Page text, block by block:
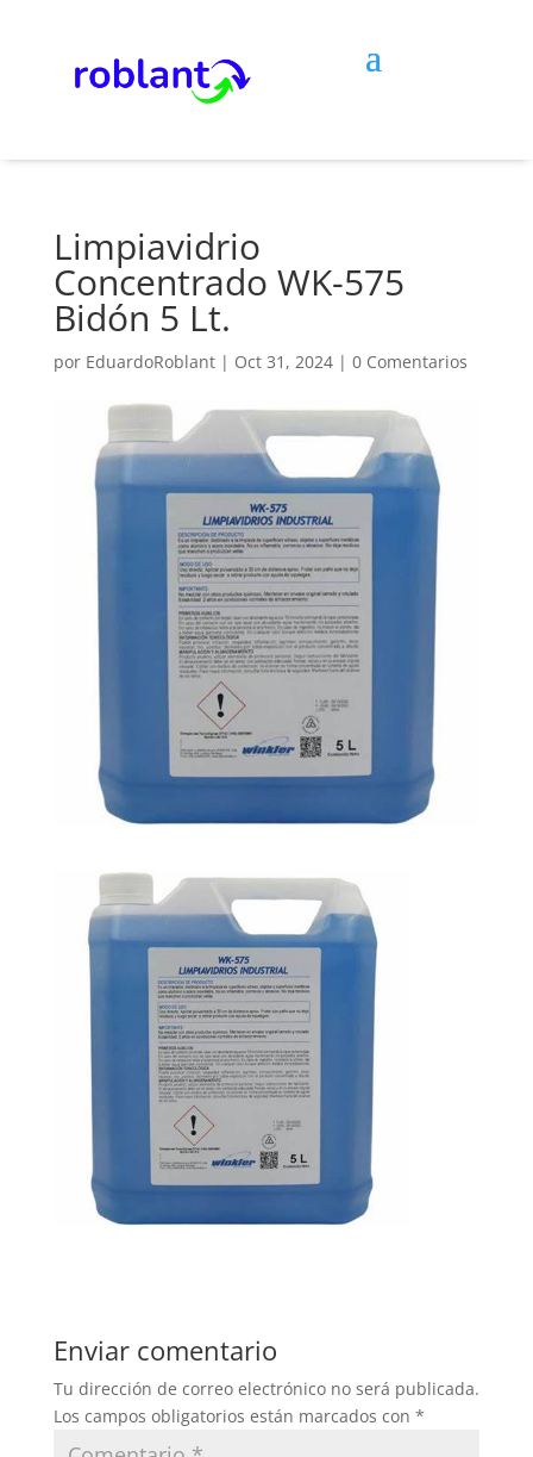
Limpiavidrio
Concentrado WK-575
Bidón 5 Lt.
por EduardoRoblant| Oct 31, 2024| 0 Comentarios
Enviar comentario
Tu dirección de correo electrónico no será publicada.
Los campos obligatorios están marcados con *